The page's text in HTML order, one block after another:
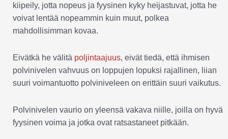
kiipeily, jotta nopeus ja fyysinen kyky heijastuvat, jotta he
voivat lentää nopeammin kuin muut, polkea
mahdollisimman kovaa.
Eivätkä he välitä poljintaajuus, eivät tiedä, että ihmisen
polvinivelen vahvuus on loppujen lopuksi rajallinen, liian
suuri voimantuotto polviniveleen on erittäin suuri vaikutus.
Polvinivelen vaurio on yleensä vakava niille, joilla on hyvä
fyysinen voima ja jotka ovat ratsastaneet pitkään.